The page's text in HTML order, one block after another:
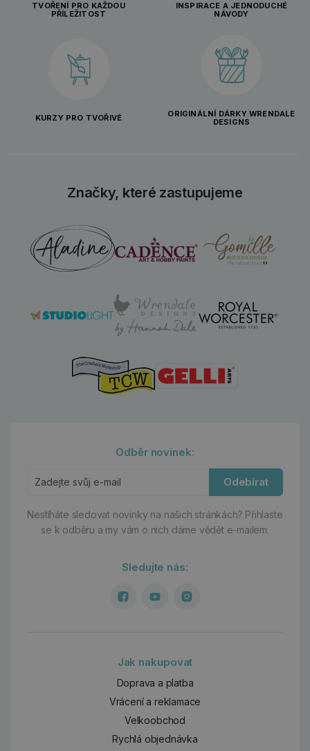
TVOŘENÍ PRO KAŽDOU
PŘÍLEŽITOST
INSPIRACE A JEDNODUCHÉ
NÁVODY
KURZY PRO TVOŘIVÉ
ORIGINÁLNÍ DÁRKY WRENDALE
DESIGNS
Značky, které zastupujeme
Odběr novinek:
Odebírat
Nestíháte sledovat novinky na našich stránkách? Přihlaste
se k odběru a my vám o nich dáme vědět e-mailem.
Sledujte nás:
Jak nakupovat
Doprava a platba
Vrácení a reklamace
Velkoobchod
Rychlá objednávka